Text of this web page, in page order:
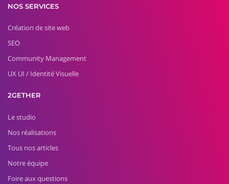
NOS SERVICES
Création de site web
SEO
Community Management
UX UI / Identité Visuelle
2GETHER
Le studio
Nos réalisations
Tous nos articles
Notre équipe
Foire aux questions